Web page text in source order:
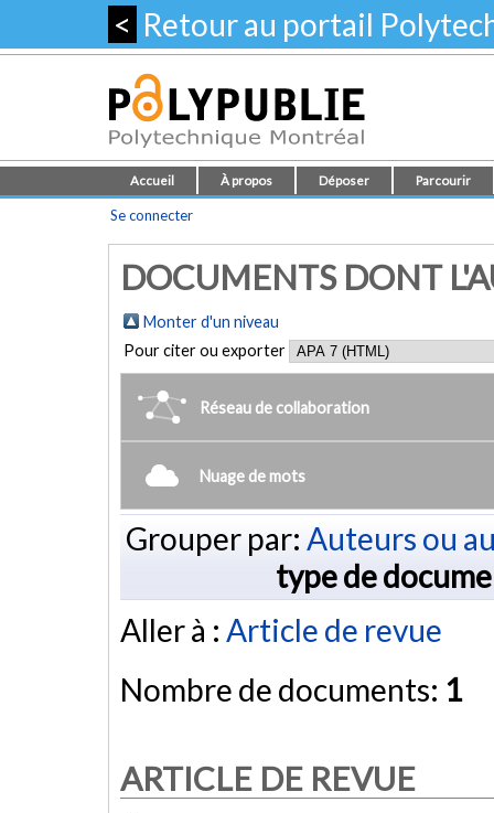
< Retour au portail
Accueil À propos Déposer Parcourir
Se connecter
DOCUMENTS DONT
Monter d'un niveau
Pour citer ou exporter
Réseau de collaboration
Nuage de mots
Grouper par: Auteurs ou
type de
Aller à : Article de revue
Nombre de documents: 1
ARTICLE DE REVUE